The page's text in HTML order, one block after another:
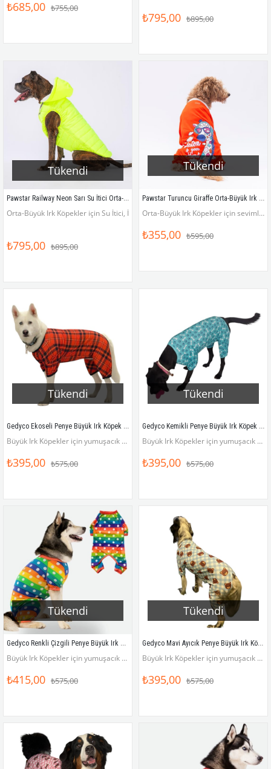
₺685,00 ₺755,00
₺795,00 ₺895,00
Tükendi
Pawstar Railway Neon Sarı Su İtici Orta-Büyük Irk Köpek Yelek Yağmurluk
Orta-Büyük Irk Köpekler için Su İtici, İçi Elyaflı Yelek Yağmurluk
₺795,00 ₺895,00
Tükendi
Pawstar Turuncu Giraffe Orta-Büyük Irk Köpek Tulumu
Orta-Büyük Irk Köpekler için sevimli, penye tulum pijama
₺355,00 ₺595,00
Tükendi
Gedyco Ekoseli Penye Büyük Irk Köpek Tulumu
Büyük Irk Köpekler için yumuşacık penye tulum
₺395,00 ₺575,00
Tükendi
Gedyco Kemikli Penye Büyük Irk Köpek Tulumu
Büyük Irk Köpekler için yumuşacık penye tulum
₺395,00 ₺575,00
Tükendi
Gedyco Renkli Çizgili Penye Büyük Irk Köpek Tulumu
Büyük Irk Köpekler için yumuşacık penye tulum
₺415,00 ₺575,00
Tükendi
Gedyco Mavi Ayıcık Penye Büyük Irk Köpek Tulumu
Büyük Irk Köpekler için yumuşacık penye tulum
₺395,00 ₺575,00